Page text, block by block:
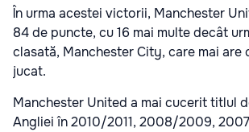
În urma acestei victorii, Manchester
84 de puncte, cu 16 mai multe decât
clasată, Manchester City, care mai are
jucat.
Manchester United a mai cucerit titlul
Angliei în 2010/2011, 2008/2009,